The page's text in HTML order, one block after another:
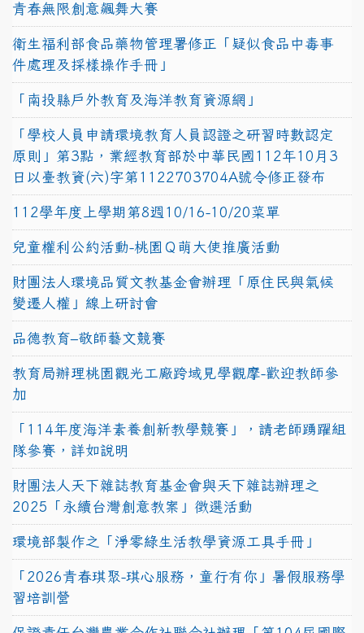
青春無限創意飆舞大賽
衛生福利部食品藥物管理署修正「疑似食品中毒事
件處理及採樣操作手冊」
「南投縣戶外教育及海洋教育資源網」
「學校人員申請環境教育人員認證之研習時數認定
原則」第3點，業經教育部於中華民國112年10月3
日以臺教資(六)字第1122703704A號令修正發布
112學年度上學期第8週10/16-10/20菜單
兒童權利公約活動-桃園Ｑ萌大使推廣活動
財團法人環境品質文教基金會辦理「原住民與氣候
變遷人權」線上研討會
品德教育–敬師藝文競賽
教育局辦理桃園觀光工廠跨域見學觀摩-歡迎教師參
加
「114年度海洋素養創新教學競賽」，請老師踴躍組
隊參賽，詳如說明
財團法人天下雜誌教育基金會與天下雜誌辦理之
2025「永續台灣創意教案」徵選活動
環境部製作之「淨零綠生活教學資源工具手冊」
「2026青春琪聚-琪心服務，童行有你」暑假服務學
習培訓營